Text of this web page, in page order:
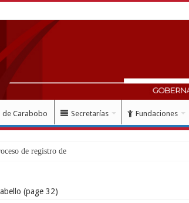
de Carabobo Secretarías Fundaciones
de registro de vivienda para los afectados por e
(page 32)